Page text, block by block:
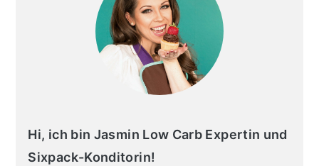
Hi, ich bin Jasmin Low Carb Expertin und
Sixpack-Konditorin!